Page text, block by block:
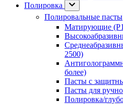
Полировка
Полировальные пасты
Матирующие
2500)
более)
Пасты с
Пасты для
Полировка/